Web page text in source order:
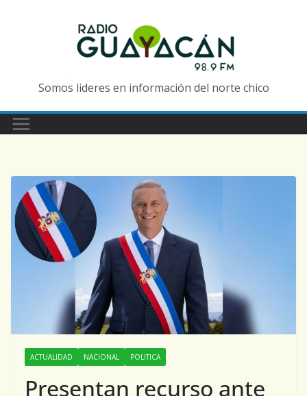
Somos lideres en información del norte chico
ACTUALIDAD NACIONAL POLITICA
Presentan recurso ante